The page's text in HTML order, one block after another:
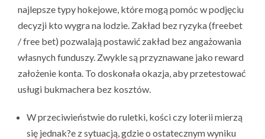
najlepsze typy hokejowe, które mogą pomóc w podjęciu
decyzji kto wygra na lodzie. Zakład bez ryzyka (freebet
/ free bet) pozwalają postawić zakład bez angażowania
własnych funduszy. Zwykle są przyznawane jako reward
założenie konta. To doskonała okazja, aby przetestować
usługi bukmachera bez kosztów.
W przeciwieństwie do ruletki, kości czy loterii mierzą
się jednak?e z sytuacją, gdzie o ostatecznym wyniku